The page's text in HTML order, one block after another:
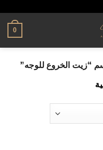
0
“زيت الخروع للوجه”